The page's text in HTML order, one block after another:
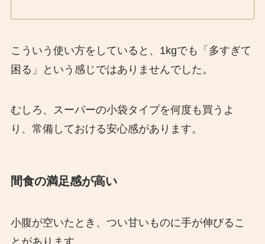
こういう使い方をしていると、1kgでも「多すぎて
困る」という感じではありませんでした。
むしろ、スーパーの小袋タイプを何度も買うよ
り、常備しておける安心感があります。
間食の満足感が高い
小腹が空いたとき、つい甘いものに手が伸びるこ
とがあります。